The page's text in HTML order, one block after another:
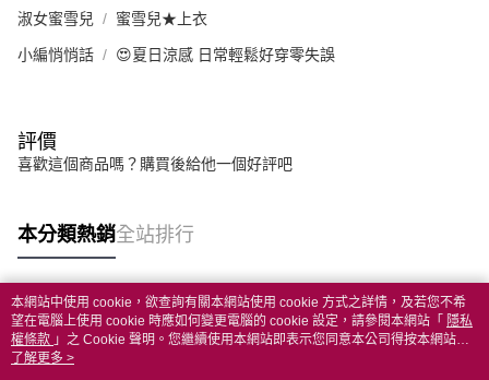
淑女蜜雪兒 蜜雪兒★上衣
小編悄悄話 😍夏日涼感 日常輕鬆好穿零失誤
評價
喜歡這個商品嗎？購買後給他一個好評吧
本分類熱銷全站排行
熱門標籤
本網站中使用 cookie，欲查詢有關本網站使用 cookie 方式之詳情，及若您不希
望在電腦上使用 cookie 時應如何變更電腦的 cookie 設定，請參閱本網站「 隱私
權條款 」之 Cookie 聲明。您繼續使用本網站即表示您同意本公司得按本網站使
用條款之 Cookie 聲明使用 cookie。
了解更多 >